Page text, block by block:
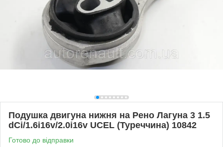
Подушка двигуна нижня на Рено Лагуна 3 1.5
dCi/1.6i16v/2.0i16v UCEL (Туреччина) 10842
Готово до відправки